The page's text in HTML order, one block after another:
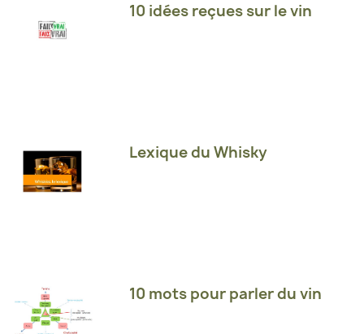
10 idées reçues sur le vin
Lexique du Whisky
10 mots pour parler du vin